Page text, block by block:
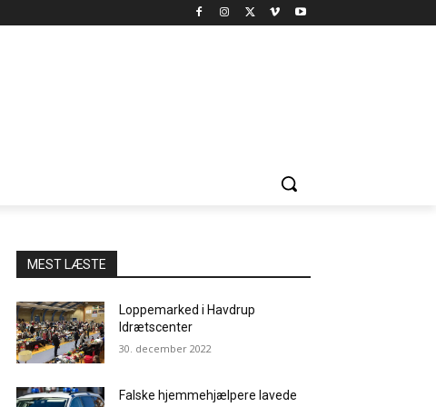
MEST LÆSTE
Loppemarked i Havdrup
Idrætscenter
30. december 2022
Falske hjemmehjælpere lavede